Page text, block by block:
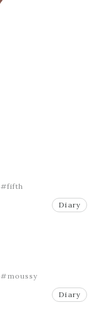
#fifth
Diary
#moussy
Diary